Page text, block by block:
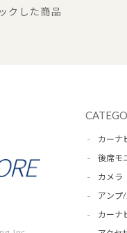
クした商品
カーナ
後席モ
カメラ
アンプ
カーナ